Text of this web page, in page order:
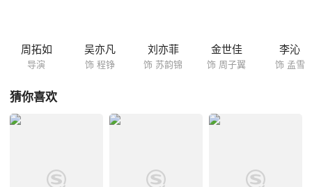
周拓如
导演
吴亦凡
饰 程铮
刘亦菲
饰 苏韵锦
金世佳
饰 周子翼
李沁
饰 孟雪
猜你喜欢